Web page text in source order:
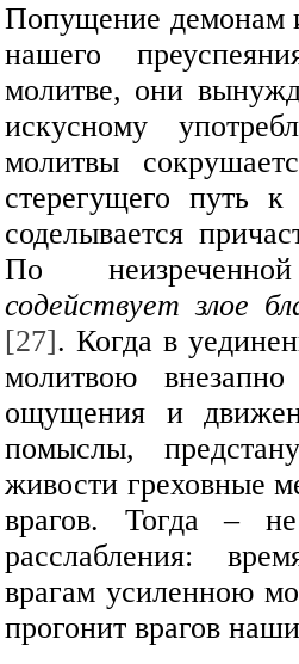
Попущение демонам
нашего
молитве, они
искусному
молитвы
стерегущего путь
соделывается
По
содействует злое
[27]. Когда в
молитвою
ощущения и
помыслы,
живости греховные
врагов. Тогда –
расслабления:
врагам усиленною
прогонит врагов